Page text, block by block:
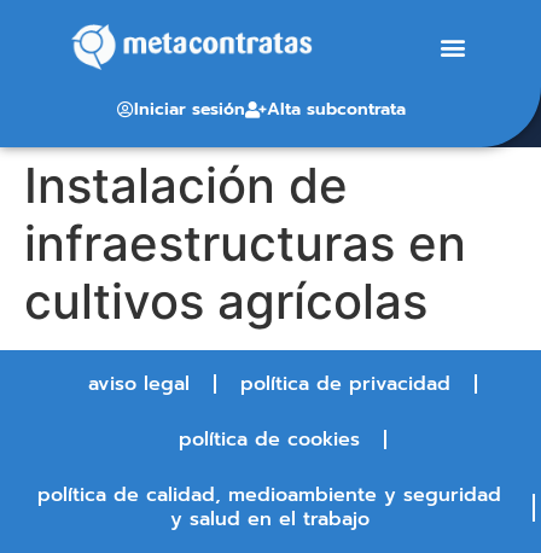
Iniciar sesión Alta subcontrata
Instalación de
infraestructuras en
cultivos agrícolas
aviso legal
política de privacidad
política de cookies
política de calidad, medioambiente y seguridad
y salud en el trabajo